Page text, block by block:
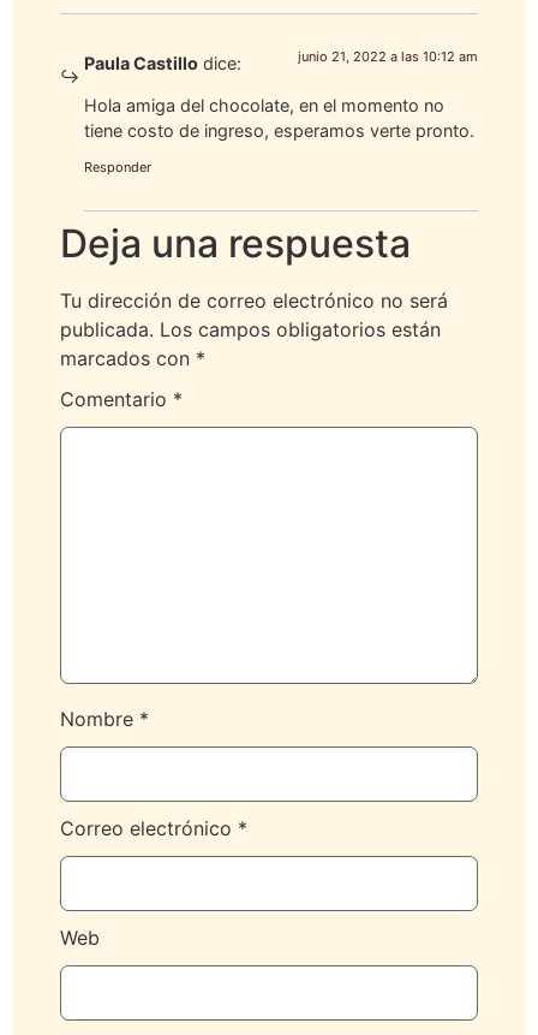
Paula Castillo dice: junio 21, 2022 a las 10:12 am
Hola amiga del chocolate, en el momento no
tiene costo de ingreso, esperamos verte pronto.
Responder
Deja una respuesta
Tu dirección de correo electrónico no será
publicada. Los campos obligatorios están
marcados con *
Comentario *
Nombre *
Correo electrónico *
Web